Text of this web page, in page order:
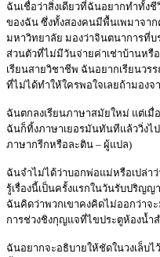
ฉันเชื่อว่าสิ่งเดียวที่ฉันอยากทำทั้ง
ของฉัน ซึ่งทั้งสองคนมีพื้นเพมาจา
มหาวิทยาลัย มองว่าจินตนาการที่บ
ส่วนตัวที่ไม่มีวันจ่ายค่าเช่าบ้านหรื
เรียนสายวิชาชีพ ฉันอยากเรียนวร
ที่ไม่ได้ทำให้ใครพอใจเลยถ้ามองจ
ฉันตกลงเรียนภาษาสมัยใหม่ แต่เ
ฉันก็ทิ้งภาษาเยอรมันทันทีแล้ววิ่งไ
ภาษากรีกหรือละติน – ผู้แปล)
ฉันจำไม่ได้ว่าบอกพ่อแม่หรือเปล่า
รู้เรื่องนี้เป็นครั้งแรกในวันรับปริญ
ฉันคิดว่าพวกเขาคงคิดไม่ออกว่าจ
การช่วงชิงกุญแจที่ไขประตูห้องน้ำ
ฉันอยากจะอธิบายให้ชัดในวงเล็บ